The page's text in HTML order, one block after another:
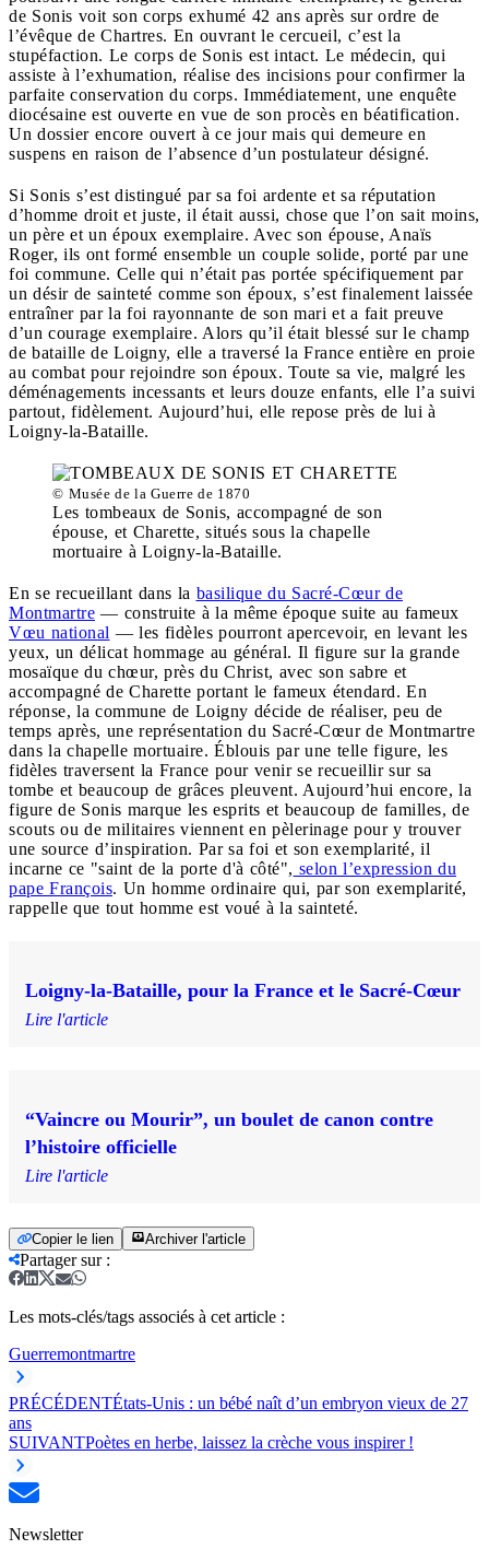
de Sonis voit son corps exhumé 42 ans après sur ordre de
l’évêque de Chartres. En ouvrant le cercueil, c’est la
stupéfaction. Le corps de Sonis est intact. Le médecin, qui
assiste à l’exhumation, réalise des incisions pour confirmer la
parfaite conservation du corps. Immédiatement, une enquête
diocésaine est ouverte en vue de son procès en béatification.
Un dossier encore ouvert à ce jour mais qui demeure en
suspens en raison de l’absence d’un postulateur désigné.
Si Sonis s’est distingué par sa foi ardente et sa réputation
d’homme droit et juste, il était aussi, chose que l’on sait moins,
un père et un époux exemplaire. Avec son épouse, Anaïs
Roger, ils ont formé ensemble un couple solide, porté par une
foi commune. Celle qui n’était pas portée spécifiquement par
un désir de sainteté comme son époux, s’est finalement laissée
entraîner par la foi rayonnante de son mari et a fait preuve
d’un courage exemplaire. Alors qu’il était blessé sur le champ
de bataille de Loigny, elle a traversé la France entière en proie
au combat pour rejoindre son époux. Toute sa vie, malgré les
déménagements incessants et leurs douze enfants, elle l’a suivi
partout, fidèlement. Aujourd’hui, elle repose près de lui à
Loigny-la-Bataille.
© Musée de la Guerre de 1870
Les tombeaux de Sonis, accompagné de son
épouse, et Charette, situés sous la chapelle
mortuaire à Loigny-la-Bataille.
En se recueillant dans la basilique du Sacré-Cœur de
Montmartre — construite à la même époque suite au fameux
Vœu national — les fidèles pourront apercevoir, en levant les
yeux, un délicat hommage au général. Il figure sur la grande
mosaïque du chœur, près du Christ, avec son sabre et
accompagné de Charette portant le fameux étendard. En
réponse, la commune de Loigny décide de réaliser, peu de
temps après, une représentation du Sacré-Cœur de Montmartre
dans la chapelle mortuaire. Éblouis par une telle figure, les
fidèles traversent la France pour venir se recueillir sur sa
tombe et beaucoup de grâces pleuvent. Aujourd’hui encore, la
figure de Sonis marque les esprits et beaucoup de familles, de
scouts ou de militaires viennent en pèlerinage pour y trouver
une source d’inspiration. Par sa foi et son exemplarité, il
incarne ce "saint de la porte d'à côté", selon l’expression du
pape François. Un homme ordinaire qui, par son exemplarité,
rappelle que tout homme est voué à la sainteté.
Loigny-la-Bataille, pour la France et le Sacré-Cœur
Lire l'article
“Vaincre ou Mourir”, un boulet de canon contre
l’histoire officielle
Lire l'article
Copier le lien Archiver l'article
Partager sur:
Les mots-clés/tags associés à cet article :
Guerremontmartre
PRÉCÉDENTÉtats-Unis : un bébé naît d’un embryon vieux de 27
ans
SUIVANTPoètes en herbe, laissez la crèche vous inspirer !
Newsletter